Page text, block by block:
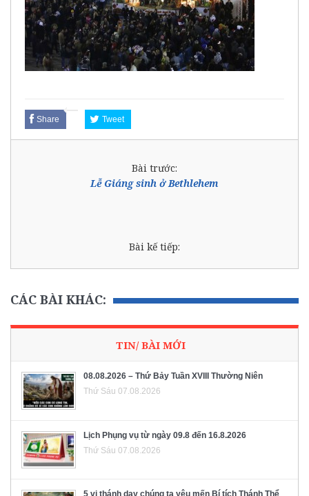
Share Tweet
Bài trước:
Lễ Giáng sinh ở Bethlehem
Bài kế tiếp:
CÁC BÀI KHÁC:
TIN/ BÀI MỚI
08.08.2026 – Thứ Bảy Tuần XVIII Thường Niên
Thứ Sáu 07.08.2026
Lịch Phụng vụ từ ngày 09.8 đến 16.8.2026
Thứ Sáu 07.08.2026
5 vị thánh dạy chúng ta yêu mến Bí tích Thánh Thể